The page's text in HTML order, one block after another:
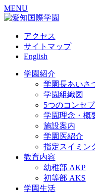
MENU
アクセス
サイトマップ
English
学園紹介
学園長あいさ
学園組織図
5つのコンセプ
学園理念・概
施設案内
学園医紹介
指定スイミン
教育内容
幼稚部 AKP
初等部 AKS
学園生活